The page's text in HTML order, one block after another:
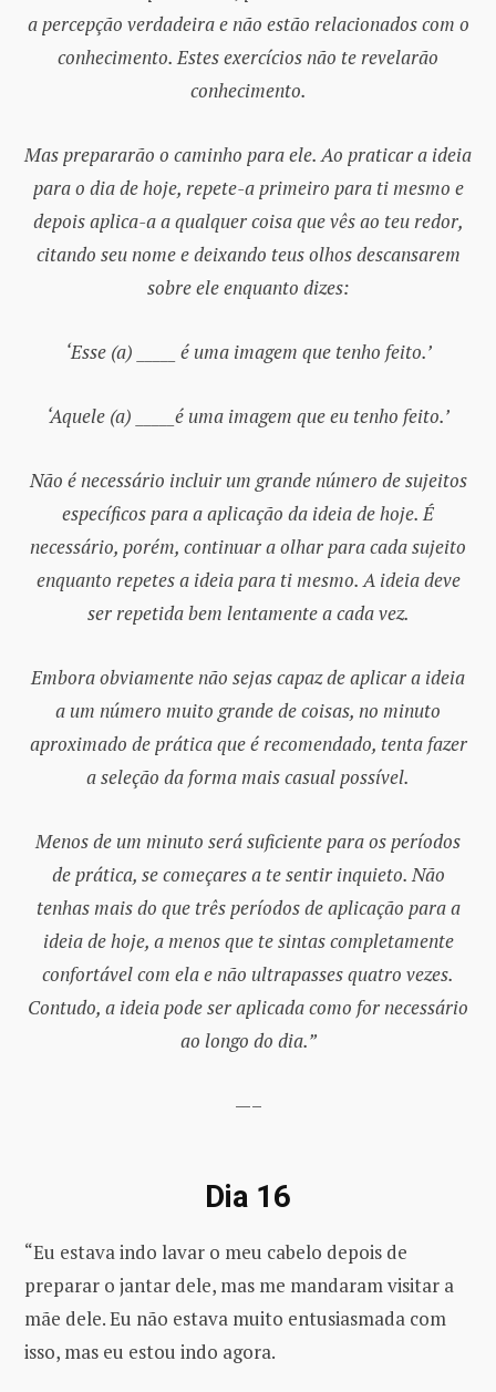
a percepção verdadeira e não estão relacionados com o
conhecimento. Estes exercícios não te revelarão
conhecimento.
Mas prepararão o caminho para ele. Ao praticar a ideia
para o dia de hoje, repete-a primeiro para ti mesmo e
depois aplica-a a qualquer coisa que vês ao teu redor,
citando seu nome e deixando teus olhos descansarem
sobre ele enquanto dizes:
‘Esse (a) _____ é uma imagem que tenho feito.’
‘Aquele (a) _____é uma imagem que eu tenho feito.’
Não é necessário incluir um grande número de sujeitos
específicos para a aplicação da ideia de hoje. É
necessário, porém, continuar a olhar para cada sujeito
enquanto repetes a ideia para ti mesmo. A ideia deve
ser repetida bem lentamente a cada vez.
Embora obviamente não sejas capaz de aplicar a ideia
a um número muito grande de coisas, no minuto
aproximado de prática que é recomendado, tenta fazer
a seleção da forma mais casual possível.
Menos de um minuto será suficiente para os períodos
de prática, se começares a te sentir inquieto. Não
tenhas mais do que três períodos de aplicação para a
ideia de hoje, a menos que te sintas completamente
confortável com ela e não ultrapasses quatro vezes.
Contudo, a ideia pode ser aplicada como for necessário
ao longo do dia.”
—–
Dia 16
“Eu estava indo lavar o meu cabelo depois de
preparar o jantar dele, mas me mandaram visitar a
mãe dele. Eu não estava muito entusiasmada com
isso, mas eu estou indo agora.